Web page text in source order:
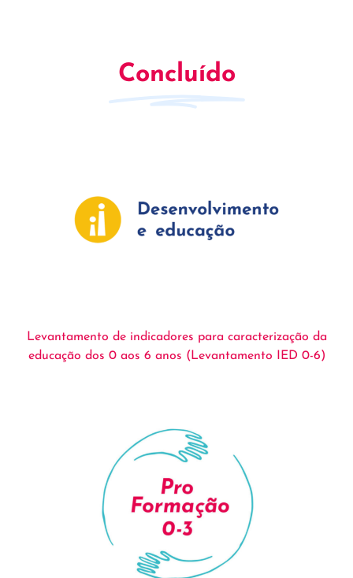
Concluído
Levantamento de indicadores para caracterização da
educação dos 0 aos 6 anos (Levantamento IED 0-6)